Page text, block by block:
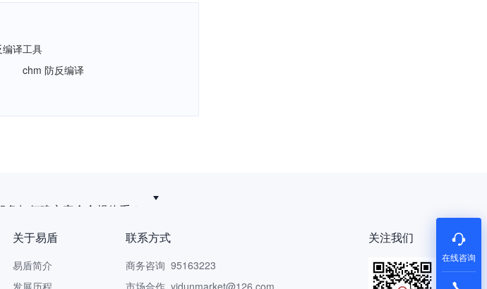
译工具
chm 防反编译
关于易盾
易盾简介
发展历程
联系方式
商务咨询 95163223
市场合作 yidunmarket@126.com
关注我们
在线咨询